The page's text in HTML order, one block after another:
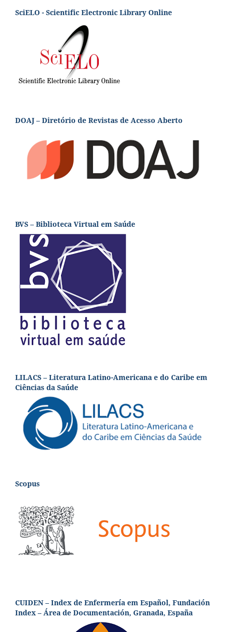
SciELO - Scientific Electronic Library Online
DOAJ – Diretório de Revistas de Acesso Aberto
BVS – Biblioteca Virtual em Saúde
LILACS – Literatura Latino-Americana e do Caribe em
Ciências da Saúde
Scopus
CUIDEN – Index de Enfermería em Español, Fundación
Index – Área de Documentación, Granada, España